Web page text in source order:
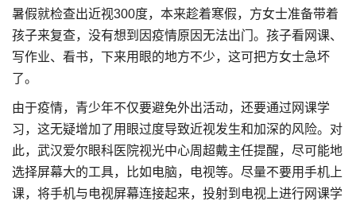
暑假就检查出近视300度，本来趁着寒假，方女士准备带着
孩子来复查，没有想到因疫情原因无法出门。孩子看网课、
写作业、看书，下来用眼的地方不少，这可把方女士急坏
了。
由于疫情，青少年不仅要避免外出活动，还要通过网课学
习，这无疑增加了用眼过度导致近视发生和加深的风险。对
此，武汉爱尔眼科医院视光中心周超戴主任提醒，尽可能地
选择屏幕大的工具，比如电脑，电视等。尽量不要用手机上
课，将手机与电视屏幕连接起来，投射到电视上进行网课学